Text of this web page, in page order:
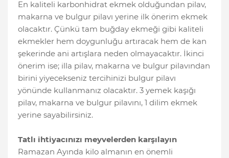
En kaliteli karbonhidrat ekmek olduğundan pilav,
makarna ve bulgur pilavı yerine ilk önerim ekmek
olacaktır. Çünkü tam buğday ekmeği gibi kaliteli
ekmekler hem doygunluğu artıracak hem de kan
şekerinde ani artışlara neden olmayacaktır. İkinci
önerim ise; illa pilav, makarna ve bulgur pilavından
birini yiyecekseniz tercihinizi bulgur pilavı
yönünde kullanmanız olacaktır. 3 yemek kaşığı
pilav, makarna ve bulgur pilavını, 1 dilim ekmek
yerine sayabilirsiniz.
Tatlı ihtiyacınızı meyvelerden karşılayın
Ramazan Ayında kilo almanın en önemli